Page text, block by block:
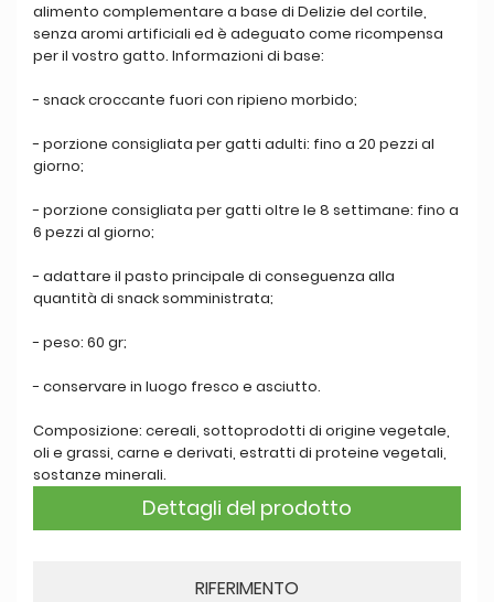
alimento complementare a base di Delizie del cortile,
senza aromi artificiali ed è adeguato come ricompensa
per il vostro gatto. Informazioni di base:
- snack croccante fuori con ripieno morbido;
- porzione consigliata per gatti adulti: fino a 20 pezzi al
giorno;
- porzione consigliata per gatti oltre le 8 settimane: fino a
6 pezzi al giorno;
- adattare il pasto principale di conseguenza alla
quantità di snack somministrata;
- peso: 60 gr;
- conservare in luogo fresco e asciutto.
Composizione: cereali, sottoprodotti di origine vegetale,
oli e grassi, carne e derivati, estratti di proteine vegetali,
sostanze minerali.
Dettagli del prodotto
RIFERIMENTO